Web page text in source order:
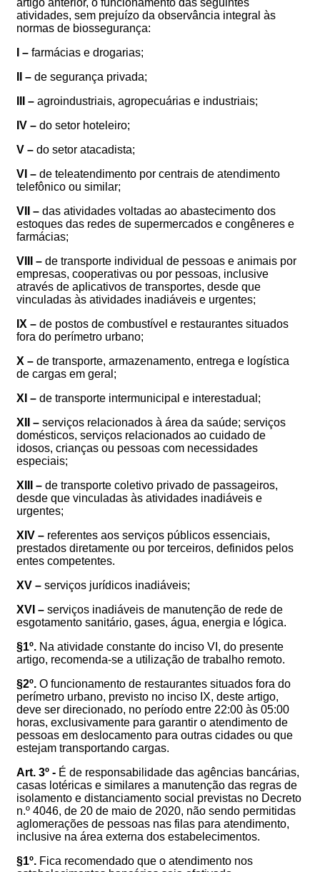
atividades, sem prejuízo da observância integral às
normas de biossegurança:
I – farmácias e drogarias;
II – de segurança privada;
III – agroindustriais, agropecuárias e industriais;
IV – do setor hoteleiro;
V – do setor atacadista;
VI – de teleatendimento por centrais de atendimento
telefônico ou similar;
VII – das atividades voltadas ao abastecimento dos
estoques das redes de supermercados e congêneres e
farmácias;
VIII – de transporte individual de pessoas e animais por
empresas, cooperativas ou por pessoas, inclusive
através de aplicativos de transportes, desde que
vinculadas às atividades inadiáveis e urgentes;
IX – de postos de combustível e restaurantes situados
fora do perímetro urbano;
X – de transporte, armazenamento, entrega e logística
de cargas em geral;
XI – de transporte intermunicipal e interestadual;
XII – serviços relacionados à área da saúde; serviços
domésticos, serviços relacionados ao cuidado de
idosos, crianças ou pessoas com necessidades
especiais;
XIII – de transporte coletivo privado de passageiros,
desde que vinculadas às atividades inadiáveis e
urgentes;
XIV – referentes aos serviços públicos essenciais,
prestados diretamente ou por terceiros, definidos pelos
entes competentes.
XV – serviços jurídicos inadiáveis;
XVI – serviços inadiáveis de manutenção de rede de
esgotamento sanitário, gases, água, energia e lógica.
§1º. Na atividade constante do inciso VI, do presente
artigo, recomenda-se a utilização de trabalho remoto.
§2º. O funcionamento de restaurantes situados fora do
perímetro urbano, previsto no inciso IX, deste artigo,
deve ser direcionado, no período entre 22:00 às 05:00
horas, exclusivamente para garantir o atendimento de
pessoas em deslocamento para outras cidades ou que
estejam transportando cargas.
Art. 3º - É de responsabilidade das agências bancárias,
casas lotéricas e similares a manutenção das regras de
isolamento e distanciamento social previstas no Decreto
n.º 4046, de 20 de maio de 2020, não sendo permitidas
aglomerações de pessoas nas filas para atendimento,
inclusive na área externa dos estabelecimentos.
§1º. Fica recomendado que o atendimento nos